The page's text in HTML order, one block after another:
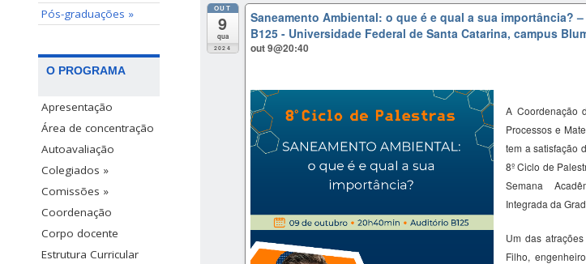
Pós-graduações »
O PROGRAMA
Apresentação
Área de concentração
Autoavaliação
Colegiados »
Comissões »
Coordenação
Corpo docente
Estrutura Curricular
OUT
9
qua
2024
Saneamento Ambiental: o que é e qual a sua importância?
B125 - Universidade Federal de Santa Catarina, campus
out 9@20:40
A Coordenação
Processos e
tem a satisfação
8º Ciclo de
Semana
Integrada da
Um das
Filho,